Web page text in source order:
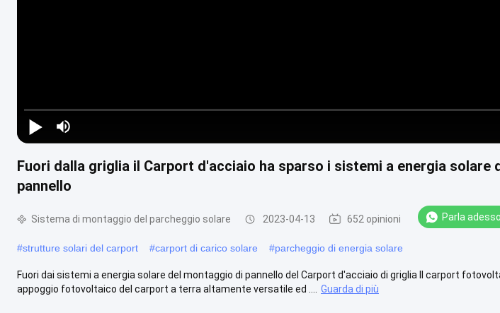
Fuori dalla griglia il Carport d'acciaio ha sparso i sistemi a energia solare
pannello
Sistema di montaggio del parcheggio solare 2023-04-13 652 opinioni Parla adesso.
#strutture solari del carport #carport di carico solare #parcheggio di energia solare
Fuori dai sistemi a energia solare del montaggio di pannello del Carport d'acciaio di griglia Il carport
appoggio fotovoltaico del carport a terra altamente versatile ed ....
Guarda di più